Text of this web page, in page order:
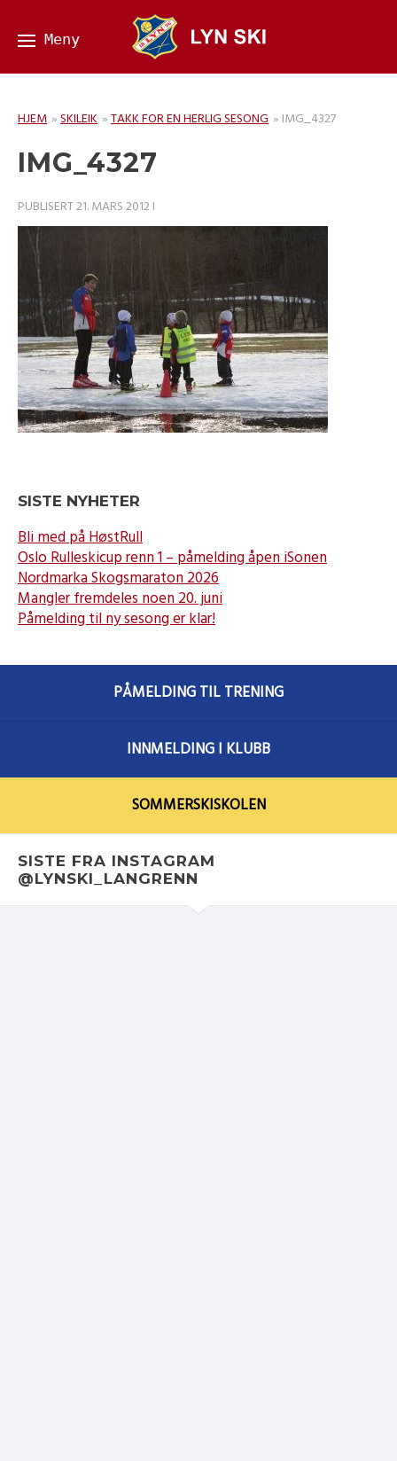
HJEM »SKILEIK »TAKK FOR EN HERLIG SESONG » IMG_4327
IMG_4327
PUBLISERT21. MARS 2012I
SISTE NYHETER
Bli med på HøstRull
Oslo Rulleskicup renn 1 – påmelding åpen iSonen
Nordmarka Skogsmaraton 2026
Mangler fremdeles noen 20. juni
Påmelding til ny sesong er klar!
PÅMELDING TIL TRENING
INNMELDING I KLUBB
SOMMERSKISKOLEN
SISTE FRA INSTAGRAM
@LYNSKI_LANGRENN